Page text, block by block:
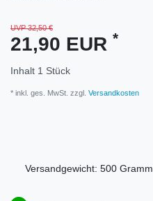
UVP 32,50 €
21,90 EUR *
Inhalt 1 Stück
* inkl. ges. MwSt. zzgl. Versandkosten
Versandgewicht: 500 Gramm